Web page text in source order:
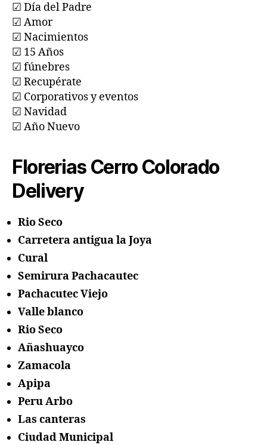
☑ Día del Padre
☑ Amor
☑ Nacimientos
☑ 15 Años
☑ fúnebres
☑ Recupérate
☑ Corporativos y eventos
☑ Navidad
☑ Año Nuevo
Florerias Cerro Colorado
Delivery
Rio Seco
Carretera antigua la Joya
Cural
Semirura Pachacautec
Pachacutec Viejo
Valle blanco
Rio Seco
Añashuayco
Zamacola
Apipa
Peru Arbo
Las canteras
Ciudad Municipal